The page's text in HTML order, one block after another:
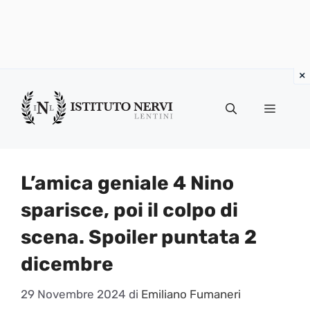
contenuto
Menu
L’amica geniale 4 Nino
sparisce, poi il colpo di
scena. Spoiler puntata 2
dicembre
29 Novembre 2024 di Emiliano Fumaneri